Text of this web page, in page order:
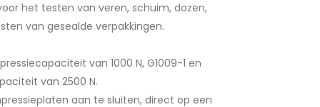
het testen van veren, schuim, dozen,
van gesealde verpakkingen.
van 1000 N, G1009-1 en
van 2500 N.
aan te sluiten, direct op een